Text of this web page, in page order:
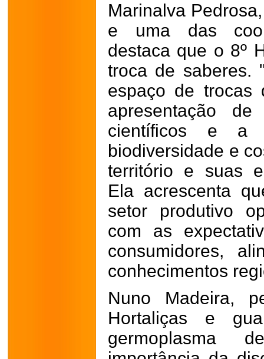
Marinalva
e uma das
destaca que o 8º
troca de saberes.
espaço de trocas
apresentação de
científicos e a
biodiversidade e
território e suas
Ela acrescenta
setor produtivo
com as
consumidores,
conhecimentos
Nuno Madeira,
Hortaliças e
germoplasma